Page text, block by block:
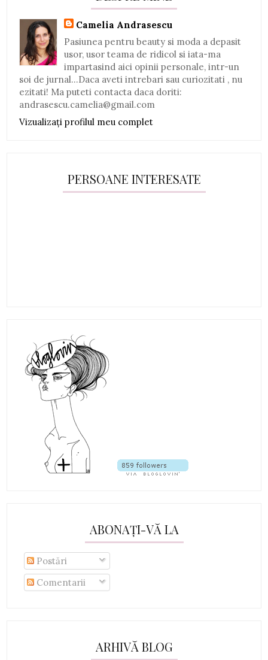
Camelia Andrasescu
Pasiunea pentru beauty si moda a depasit
usor, usor teama de ridicol si iata-ma
impartasind aici opinii personale, intr-un
soi de jurnal...Daca aveti intrebari sau curiozitati , nu
ezitati! Ma puteti contacta daca doriti:
andrasescu.camelia@gmail.com
Vizualizați profilul meu complet
PERSOANE INTERESATE
ABONAȚI-VĂ LA
Postări
Comentarii
ARHIVĂ BLOG